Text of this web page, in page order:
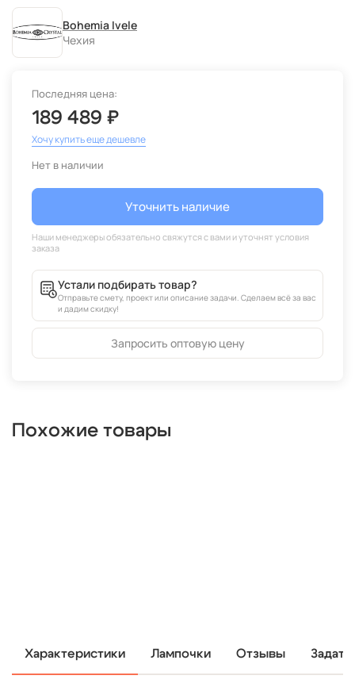
Bohemia Ivele
Чехия
Последняя цена:
189 489 ₽
Хочу купить еще дешевле
Нет в наличии
Уточнить наличие
Устали подбирать товар?
Отправьте смету, проект или описание задачи. Сделаем всё за вас
и дадим скидку!
Запросить оптовую цену
Похожие товары
Характеристики Лампочки Отзывы